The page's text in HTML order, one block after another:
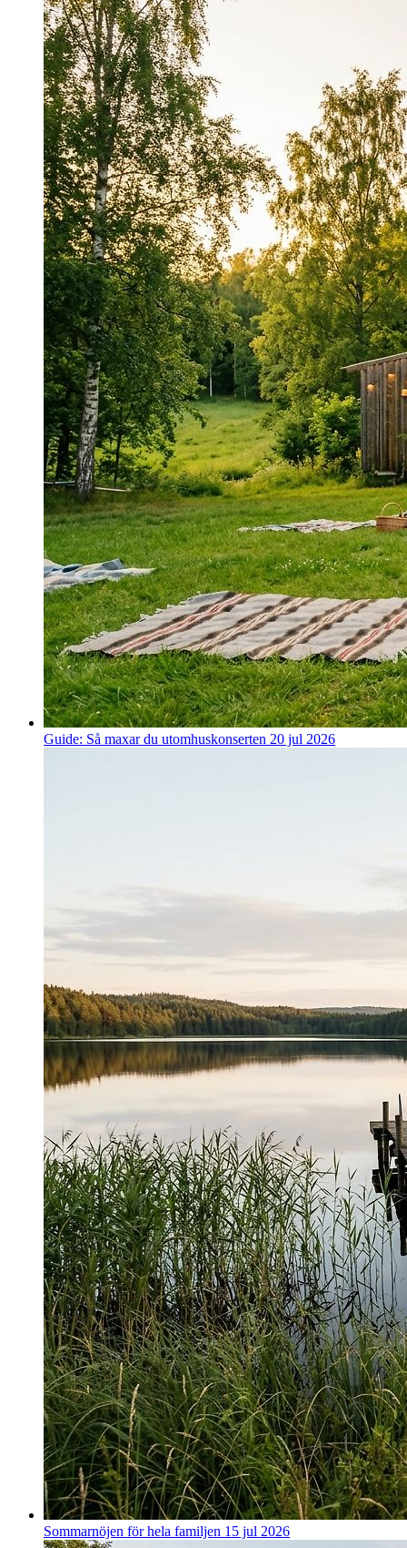
Guide: Så maxar du utomhuskonserten 20 jul 2026
Sommarnöjen för hela familjen 15 jul 2026